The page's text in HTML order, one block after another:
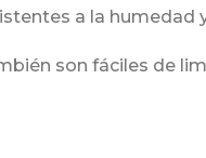
a la humedad
son fáciles de